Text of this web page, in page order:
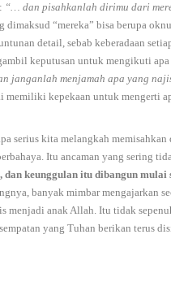
“… dan pisahkanlah dirimu dari
dimaksud “mereka” bisa berupa
detail, sebab keberadaan
keputusan untuk mengikuti
janganlah menjamah apa yang
memiliki kepekaan untuk mengerti
serius kita melangkah
Itu ancaman yang sering
keunggulan itu dibangun
banyak mimbar mengajarkan
menjadi anak Allah. Itu tidak
yang Tuhan berikan terus